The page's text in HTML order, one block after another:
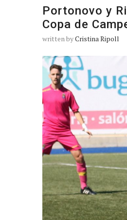
Portonovo y
Copa de
written byCristina Ripoll